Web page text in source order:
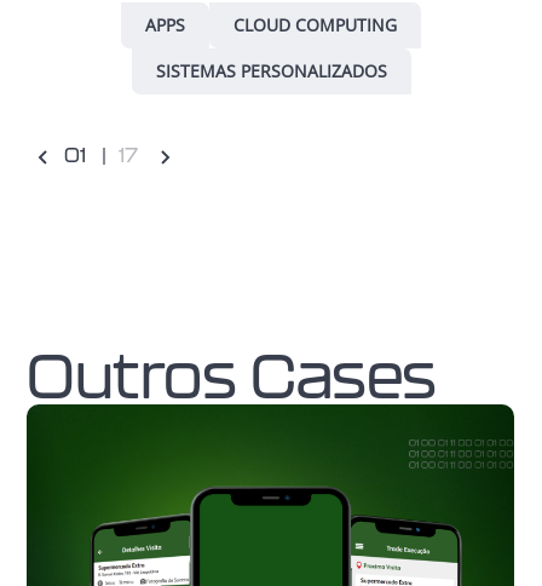
APPS
CLOUD COMPUTING
SISTEMAS PERSONALIZADOS
01 17
Outros Cases